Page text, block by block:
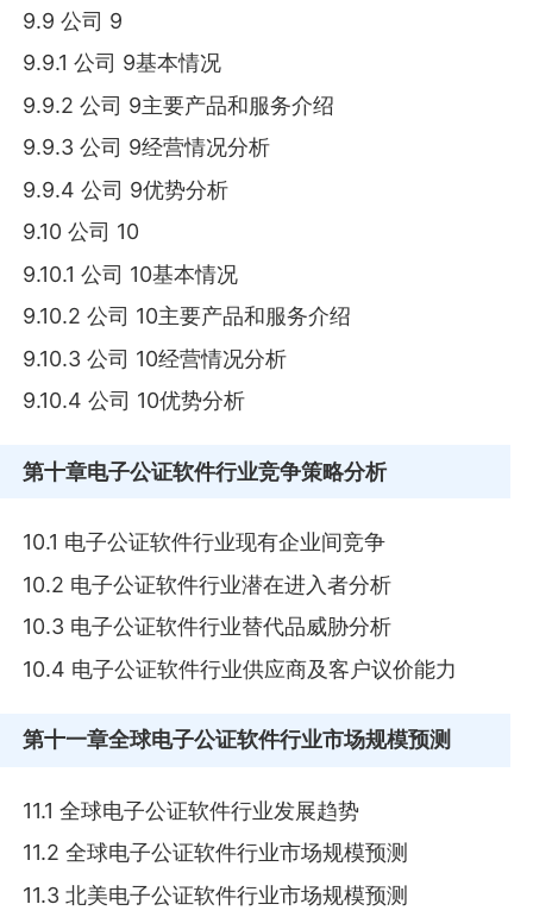
9.9 公司 9
9.9.1 公司 9基本情况
9.9.2 公司 9主要产品和服务介绍
9.9.3 公司 9经营情况分析
9.9.4 公司 9优势分析
9.10 公司 10
9.10.1 公司 10基本情况
9.10.2 公司 10主要产品和服务介绍
9.10.3 公司 10经营情况分析
9.10.4 公司 10优势分析
第十章电子公证软件行业竞争策略分析
10.1 电子公证软件行业现有企业间竞争
10.2 电子公证软件行业潜在进入者分析
10.3 电子公证软件行业替代品威胁分析
10.4 电子公证软件行业供应商及客户议价能力
第十一章全球电子公证软件行业市场规模预测
11.1 全球电子公证软件行业发展趋势
11.2 全球电子公证软件行业市场规模预测
11.3 北美电子公证软件行业市场规模预测